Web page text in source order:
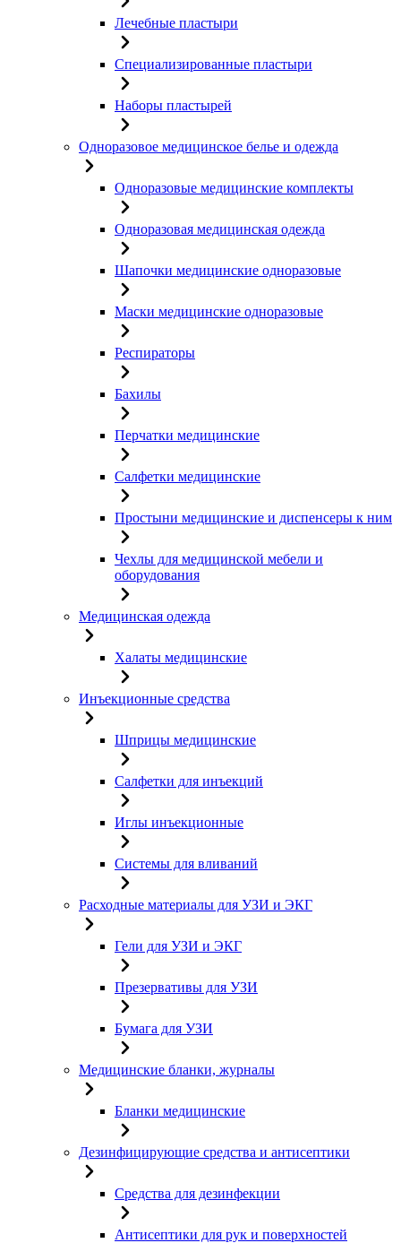
Лечебные пластыри
Специализированные пластыри
Наборы пластырей
Одноразовое медицинское белье и одежда
Одноразовые медицинские комплекты
Одноразовая медицинская одежда
Шапочки медицинские одноразовые
Маски медицинские одноразовые
Респираторы
Бахилы
Перчатки медицинские
Салфетки медицинские
Простыни медицинские и диспенсеры к ним
Чехлы для медицинской мебели и
оборудования
Медицинская одежда
Халаты медицинские
Инъекционные средства
Шприцы медицинские
Салфетки для инъекций
Иглы инъекционные
Системы для вливаний
Расходные материалы для УЗИ и ЭКГ
Гели для УЗИ и ЭКГ
Презервативы для УЗИ
Бумага для УЗИ
Медицинские бланки, журналы
Бланки медицинские
Дезинфицирующие средства и антисептики
Средства для дезинфекции
Антисептики для рук и поверхностей